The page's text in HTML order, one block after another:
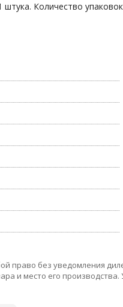
штука. Количество
право без уведомления
и место его